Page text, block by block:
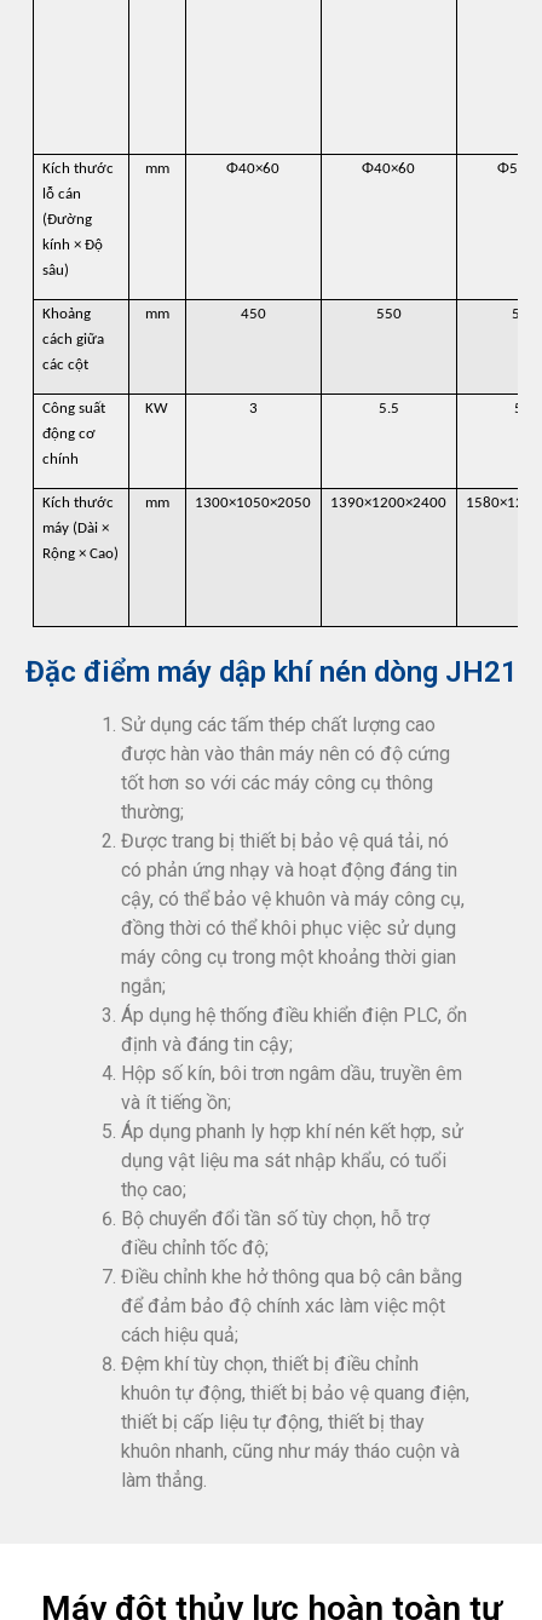
Kích thước
lỗ cán
(Đường
kính × Độ
sâu)
mm Φ40×60 Φ40×60
Khoảng
cách giữa
các cột
mm 450 550 560
Công suất
động cơ
chính
KW 3 5.5 5.5
Kích thước
máy (Dài ×
Rộng × Cao)
mm 1300×1050×2050 1390×1200×2400
Đặc điểm máy dập khí nén dòng JH21
Sử dụng các tấm thép chất lượng cao
được hàn vào thân máy nên có độ cứng
tốt hơn so với các máy công cụ thông
thường;
Được trang bị thiết bị bảo vệ quá tải, nó
có phản ứng nhạy và hoạt động đáng tin
cậy, có thể bảo vệ khuôn và máy công cụ,
đồng thời có thể khôi phục việc sử dụng
máy công cụ trong một khoảng thời gian
ngắn;
Áp dụng hệ thống điều khiển điện PLC, ổn
định và đáng tin cậy;
Hộp số kín, bôi trơn ngâm dầu, truyền êm
và ít tiếng ồn;
Áp dụng phanh ly hợp khí nén kết hợp, sử
dụng vật liệu ma sát nhập khẩu, có tuổi
thọ cao;
Bộ chuyển đổi tần số tùy chọn, hỗ trợ
điều chỉnh tốc độ;
Điều chỉnh khe hở thông qua bộ cân bằng
để đảm bảo độ chính xác làm việc một
cách hiệu quả;
Đệm khí tùy chọn, thiết bị điều chỉnh
khuôn tự động, thiết bị bảo vệ quang điện,
thiết bị cấp liệu tự động, thiết bị thay
khuôn nhanh, cũng như máy tháo cuộn và
làm thẳng.
Máy đột thủy lực hoàn toàn tự